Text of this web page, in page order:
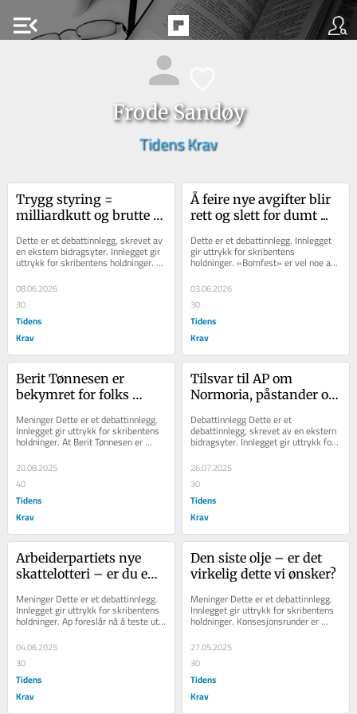
menu_open
Frode Sandøy
Tidens Krav
Trygg styring =
milliardkutt og brutte
Dette er et debattinnlegg, skrevet av
en ekstern bidragsyter. Innlegget gir
uttrykk for skribentens holdninger.
Alle partier og politikere i...
08.06.2026
30
Tidens
Krav
Å feire nye avgifter blir
rett og slett for dumt ...
Dette er et debattinnlegg. Innlegget
gir uttrykk for skribentens
holdninger. «Bomfest» er vel noe av
det mest absurde som har fått
spalteplass i...
03.06.2026
30
Tidens
Krav
Berit Tønnesen er
bekymret for folks
dessverre litt for sent
Meninger Dette er et debattinnlegg.
Innlegget gir uttrykk for skribentens
holdninger. At Berit Tønnesen er
bekymret for at folk ikke får
endene...
20.08.2025
40
Tidens
Krav
Tilsvar til AP om
Normoria, påstander og
Debattinnlegg Dette er et
debattinnlegg, skrevet av en ekstern
bidragsyter. Innlegget gir uttrykk for
skribentens holdninger. Ap er freidige
nok...
26.07.2025
30
Tidens
Krav
Arbeiderpartiets nye
skattelotteri – er du en
Meninger Dette er et debattinnlegg.
Innlegget gir uttrykk for skribentens
holdninger. Ap foreslår nå å teste ut
lavere skatt for unge ved å...
04.06.2025
30
Tidens
Krav
Den siste olje – er det
virkelig dette vi ønsker?
Meninger Dette er et debattinnlegg.
Innlegget gir uttrykk for skribentens
holdninger. Konsesjonsrunder er
tildeling av tillatelser for leting og...
27.05.2025
30
Tidens
Krav